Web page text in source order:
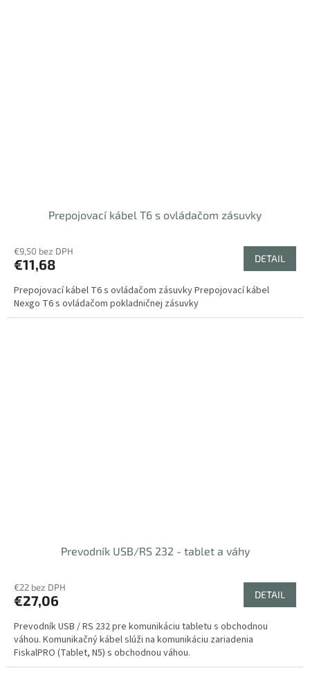
Prepojovací kábel T6 s ovládačom zásuvky
€9,50 bez DPH
€11,68 DETAIL
Prepojovací kábel T6 s ovládačom zásuvky Prepojovací kábel
Nexgo T6 s ovládačom pokladničnej zásuvky
Prevodník USB/RS 232 - tablet a váhy
€22 bez DPH
€27,06 DETAIL
Prevodník USB / RS 232 pre komunikáciu tabletu s obchodnou
váhou. Komunikačný kábel slúži na komunikáciu zariadenia
FiskalPRO (Tablet, N5) s obchodnou váhou.